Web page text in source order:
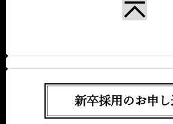
新卒採用のお申し